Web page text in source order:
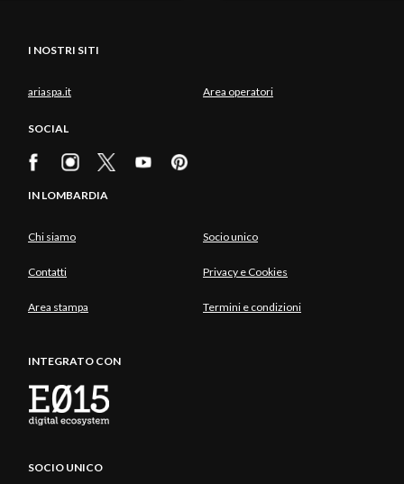
I NOSTRI SITI
ariaspa.it Area operatori
SOCIAL
IN LOMBARDIA
Chi siamo Socio unico
Contatti Privacy e Cookies
Area stampa Termini e condizioni
INTEGRATO CON
SOCIO UNICO